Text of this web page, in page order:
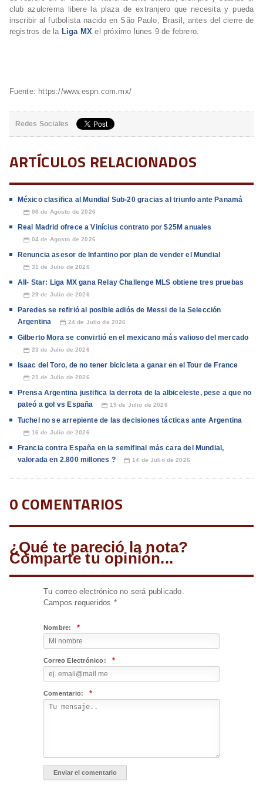
club azulcrema libere la plaza de extranjero que necesita y pueda
inscribir al futbolista nacido en São Paulo, Brasil, antes del cierre de
registros de la Liga MX el próximo lunes 9 de febrero.
Fuente: https://www.espn.com.mx/
Redes Sociales
ARTÍCULOS RELACIONADOS
México clasifica al Mundial Sub-20 gracias al triunfo ante Panamá
📅 06 de Agosto de 2026
Real Madrid ofrece a Vinícius contrato por $25M anuales
📅 04 de Agosto de 2026
Renuncia asesor de Infantino por plan de vender el Mundial
📅 31 de Julio de 2026
All- Star: Liga MX gana Relay Challenge MLS obtiene tres pruebas
📅 29 de Julio de 2026
Paredes se refirió al posible adiós de Messi de la Selección
Argentina
📅 24 de Julio de 2026
Gilberto Mora se convirtió en el mexicano más valioso del mercado
📅 23 de Julio de 2026
Isaac del Toro, de no tener bicicleta a ganar en el Tour de France
📅 21 de Julio de 2026
Prensa Argentina justifica la derrota de la albiceleste, pese a que no
pateó a gol vs España
📅 19 de Julio de 2026
Tuchel no se arrepiente de las decisiones tácticas ante Argentina
📅 16 de Julio de 2026
Francia contra España en la semifinal más cara del Mundial,
valorada en 2.800 millones ?
📅 14 de Julio de 2026
0 COMENTARIOS
¿Qué te pareció la nota?
Comparte tu opinión...
Tu correo electrónico no será publicado.
Campos requeridos *
Nombre: *
Correo Electrónico: *
Comentario: *